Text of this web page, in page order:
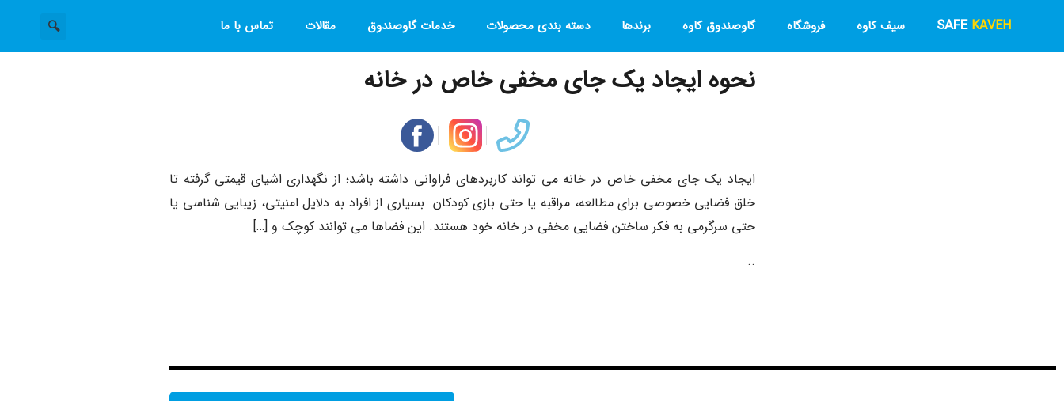
SAFE KAVEH سیف کاوه فروشگاه گاوصندوق کاوه برندها دسته بندی محصولات خدمات گاوصندوق مقالات تماس با ما
نحوه ایجاد یک جای مخفی خاص در خانه
ایجاد یک جای مخفی خاص در خانه می‌ تواند کاربردهای فراوانی داشته باشد؛ از نگهداری اشیای قیمتی گرفته تا
خلق فضایی خصوصی برای مطالعه، مراقبه یا حتی بازی کودکان. بسیاری از افراد به دلایل امنیتی، زیبایی‌ شناسی یا
حتی سرگرمی به فکر ساختن فضایی مخفی در خانه خود هستند. این فضاها می‌ توانند کوچک و […]
..